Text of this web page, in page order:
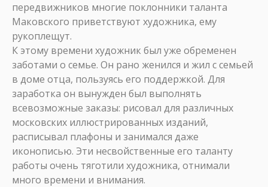
передвижников многие поклонники таланта
Маковского приветствуют художника, ему
рукоплещут.
К этому времени художник был уже обременен
заботами о семье. Он рано женился и жил с семьей
в доме отца, пользуясь его поддержкой. Для
заработка он вынужден был выполнять
всевозможные заказы: рисовал для различных
московских иллюстрированных изданий,
расписывал плафоны и занимался даже
иконописью. Эти несвойственные его таланту
работы очень тяготили художника, отнимали
много времени и внимания.